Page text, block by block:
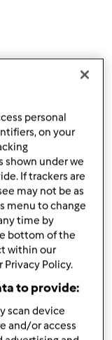
się
komentarze
: 10.03.2013
personal
on your
under we
If trackers are
may not be as
menu to change
time by
bottom of the
within our
Privacy Policy.
to provide:
scan device
and/or access